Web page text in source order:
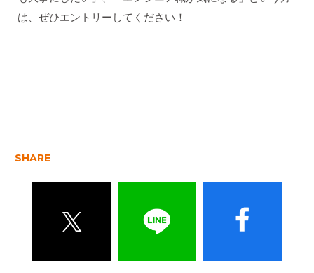
は、ぜひエントリーしてください！
SHARE